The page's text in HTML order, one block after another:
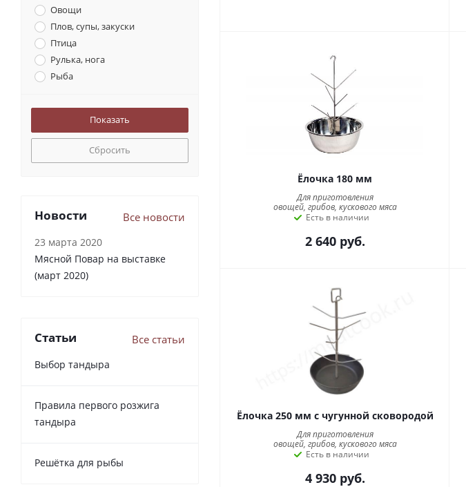
Ёлочка 180 мм
Для приготовления
овощей, грибов, кускового мяса
Есть в наличии
2 640руб.
Ёлочка 250 мм с чугунной сковородой
Для приготовления
овощей, грибов, кускового мяса
Есть в наличии
4 930руб.
Овощи
Плов, супы, закуски
Птица
Рулька, нога
Рыба
Удобство
Сбросить
Новости Все новости
23 марта 2020
Мясной Повар на выставке
(март 2020)
Статьи Все статьи
Выбор тандыра
Правила первого розжига
тандыра
Решётка для рыбы